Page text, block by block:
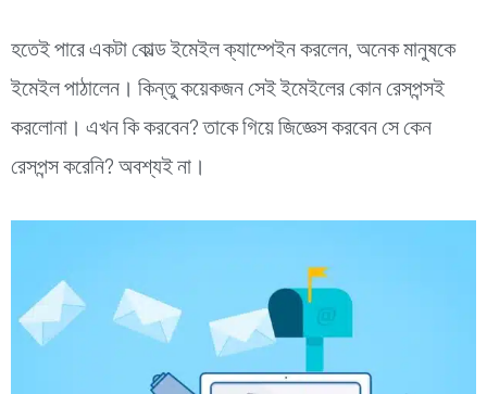
হতেই পারে একটা কোল্ড ইমেইল ক্যাম্পেইন করলেন, অনেক মানুষকে
ইমেইল পাঠালেন। কিন্তু কয়েকজন সেই ইমেইলের কোন রেসপন্সই
করলোনা। এখন কি করবেন? তাকে গিয়ে জিজ্ঞেস করবেন সে কেন
রেসপন্স করেনি? অবশ্যই না।